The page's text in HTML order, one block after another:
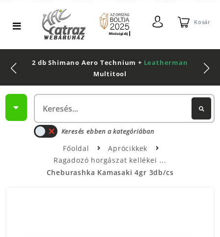
Kosár
2 db Shimano Aero Technium + Leatherman
Multitool
Keresés ebben a kategóriában
Főoldal
Aprócikkek
Ragadozó horgászat kellékei
Cheburashka Kamasaki 4gr 3db/cs